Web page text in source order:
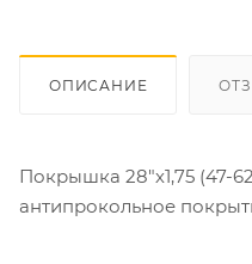
ОПИСАНИЕ
Покрышка 28"х1,75 (47-
антипрокольное